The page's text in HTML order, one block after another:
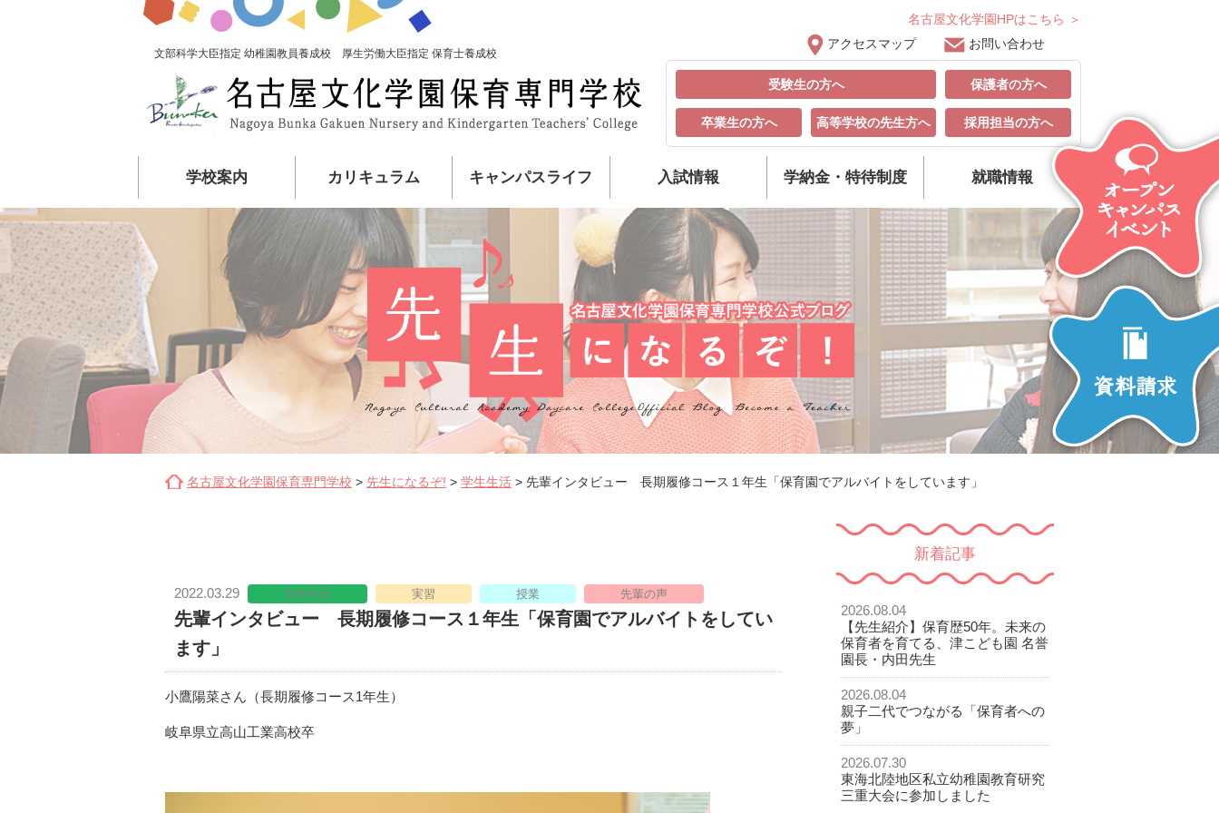
文部科学大臣指定 幼稚園教員養成校 厚生労働大臣指定 保育士養成校
名古屋文化学園HPはこちら ＞
アクセスマップ
お問い合わせ
受験生の方へ 保護者の方へ
卒業生の方へ 高等学校の先生方へ 採用担当の方へ
学校案内 カリキュラム キャンパスライフ 入試情報 学納金・特待制度 就職情報
名古屋文化学園保育専門学校 > 先生になるぞ! > 学生生活 > 先輩インタビュー 長期履修コース１年生「保育園でアルバイトをしています」
2022.03.29 学生生活 実習 授業 先輩の声
先輩インタビュー 長期履修コース１年生「保育園でアルバイトをしてい
ます」
小鷹陽菜さん（長期履修コース1年生）
岐阜県立高山工業高校卒
新着記事
2026.08.04
【先生紹介】保育歴50年。未来の
保育者を育てる、津こども園 名誉
園長・内田先生
2026.08.04
親子二代でつながる「保育者への
夢」
2026.07.30
東海北陸地区私立幼稚園教育研究
三重大会に参加しました